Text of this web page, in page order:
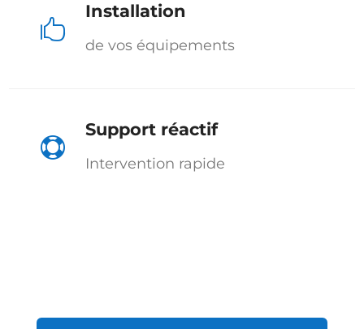

Installation
de vos équipements

Support réactif
Intervention rapide